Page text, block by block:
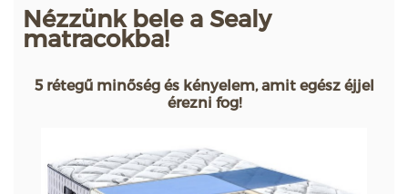
Nézzünk bele a Sealy
matracokba!
5 rétegű minőség és kényelem, amit egész éjjel
érezni fog!